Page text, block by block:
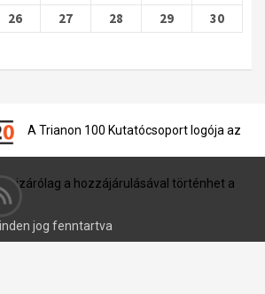
26 27 28 29
30
A Trianon 100 Kutatócsoport logója az
kizárólag a hozzájárulásával történhet a
jog fenntartva